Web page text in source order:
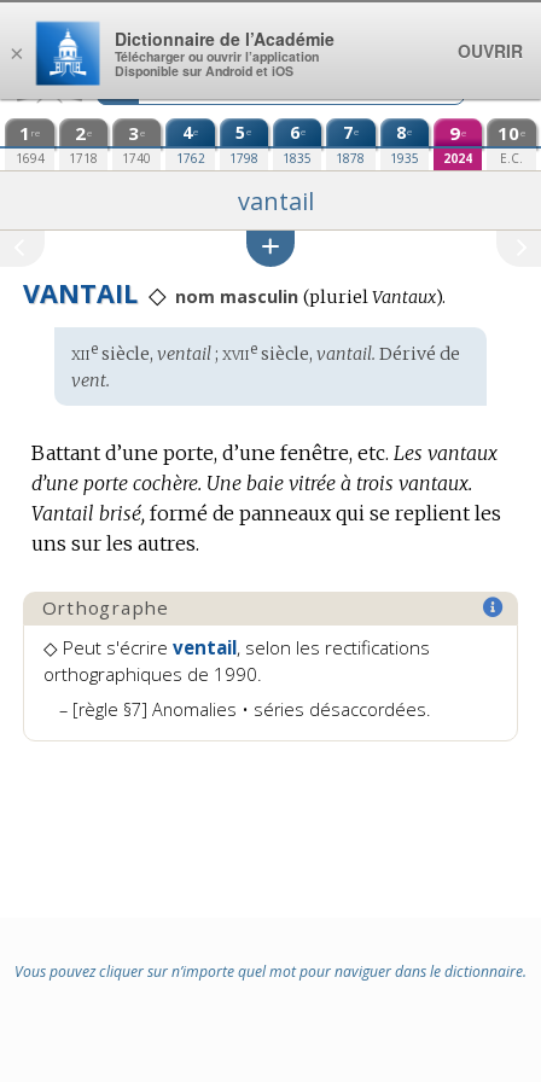
Aller au contenu
1 re
1694
2e
1718
3e
1740
4e
1762
5e
1798
6e
1835
7e
1878
8e
1935
9e
2024
10e
E.C.
vantail
VANTAIL ◇ nom masculin (plurielVantaux).
Étymologie
:
xiiesiècle, ventail; xviiesiècle, vantail. Dérivé de
vent.
Battant d’une porte, d’une fenêtre, etc. Les vantaux
d’une porte cochère. Une baie vitrée à trois vantaux.
Vantail brisé, formé de panneaux qui se replient les
uns sur les autres.
Orthographe
◇ Peut s'écrire ventail, selon les rectifications
orthographiques de 1990.
[règle §7] Anomalies • séries désaccordées.
Vous pouvez cliquer sur n’importe quel mot pour naviguer dans le dictionnaire.
×
Dictionnaire de l’Académie
Télécharger ou ouvrir l’application
Disponible sur Android et iOS
OUVRIR